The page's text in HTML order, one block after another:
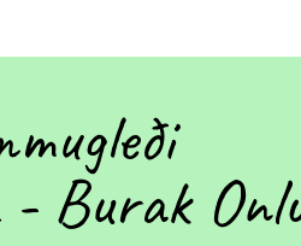
- Burak